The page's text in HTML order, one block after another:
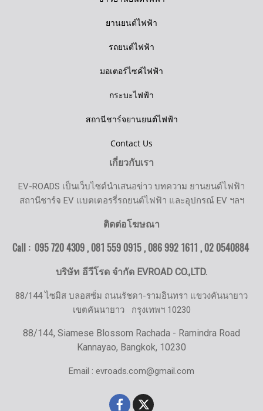
ยานยนต์ไฟฟ้า
รถยนต์ไฟฟ้า
มอเตอร์ไซค์ไฟฟ้า
กระบะไฟฟ้า
สถานีชาร์จยานยนต์ไฟฟ้า
Contact Us
เกี่ยวกับเรา
EV-ROADS เป็นเว็บไซต์นำเสนอข่าว บทความ ยานยนต์ไฟฟ้า
สถานีชาร์จ EV แบตเตอรรี่รถยนต์ไฟฟ้า และอุปกรณ์ EV ฯลฯ
ติดต่อโฆษณา
Call : 095 720 4309 , 081 559 0915 , 086 992 1611 ,02 0540884
บริษัท อีวีโรด จำกัด EVROAD CO.,LTD.
88/144 ไซมิส บลอสซั่ม ถนนรัชดา-รามอินทรา แขวงคันนายาว
เขตคันนายาว กรุงเทพฯ 10230
88/144, Siamese Blossom Rachada - Ramindra Road
Kannayao, Bangkok, 10230
Email : evroads.com@gmail.com